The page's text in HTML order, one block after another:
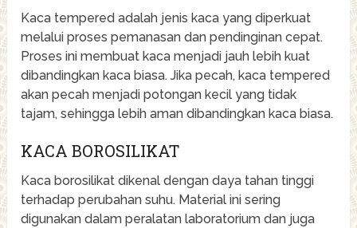
Kaca tempered adalah jenis kaca yang diperkuat
melalui proses pemanasan dan pendinginan cepat.
Proses ini membuat kaca menjadi jauh lebih kuat
dibandingkan kaca biasa. Jika pecah, kaca tempered
akan pecah menjadi potongan kecil yang tidak
tajam, sehingga lebih aman dibandingkan kaca biasa.
KACA BOROSILIKAT
Kaca borosilikat dikenal dengan daya tahan tinggi
terhadap perubahan suhu. Material ini sering
digunakan dalam peralatan laboratorium dan juga